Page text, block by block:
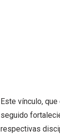
Este vínculo,
seguido
respectivas